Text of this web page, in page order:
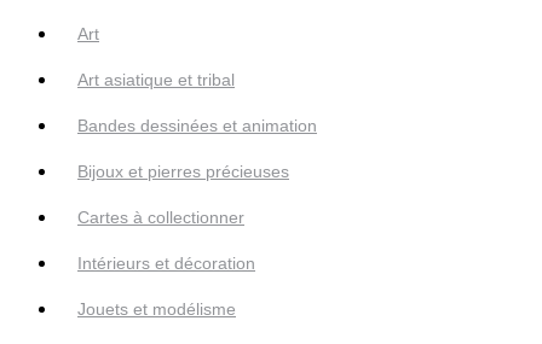
Art
Art asiatique et tribal
Bandes dessinées et animation
Bijoux et pierres précieuses
Cartes à collectionner
Intérieurs et décoration
Jouets et modélisme